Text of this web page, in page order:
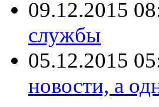
09.12.2015
службы
05.12.2015
новости, а